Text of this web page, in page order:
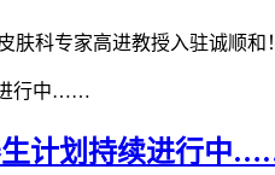
科专家高进教授入驻诚顺和
进行中……
生计划持续进行中